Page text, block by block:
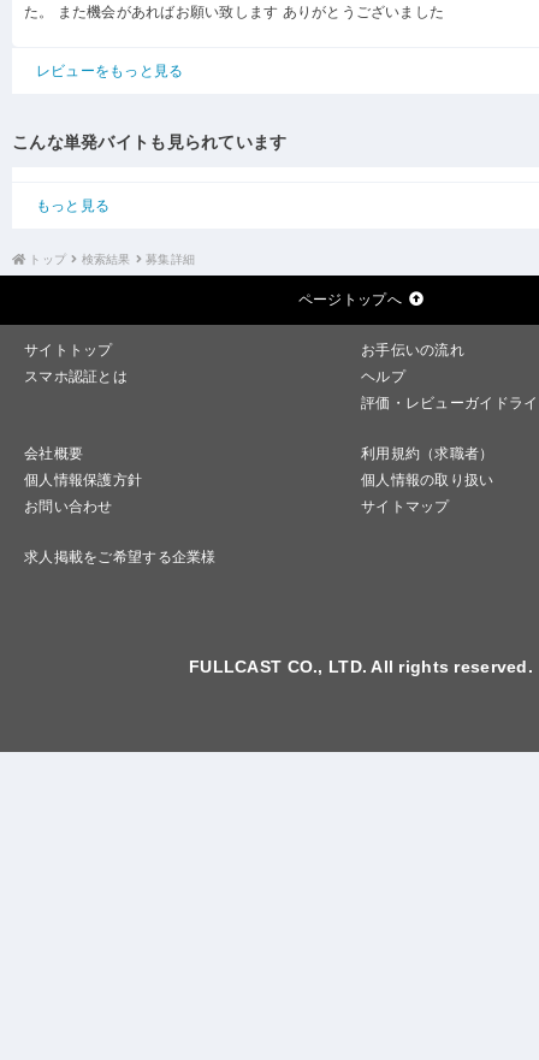
た。 また機会があればお願い致します ありがとうございました
レビューをもっと見る
こんな単発バイトも見られています
もっと見る
トップ 検索結果 募集詳細
ページトップへ
サイトトップ
お手伝いの流れ
スマホ認証とは
ヘルプ
評価・レビューガイドラ
会社概要
利用規約（求職者）
個人情報保護方針
個人情報の取り扱い
お問い合わせ
サイトマップ
求人掲載をご希望する企業様
FULLCAST CO., LTD. All rights reserved.